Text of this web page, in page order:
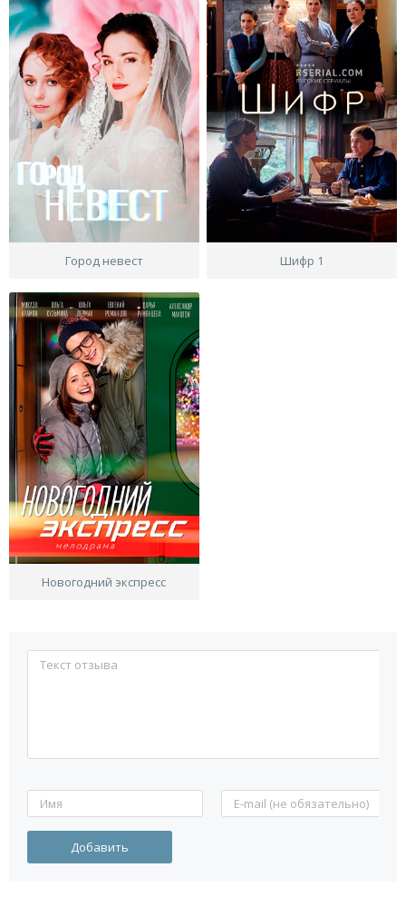
Город невест Шифр 1
Новогодний экспресс